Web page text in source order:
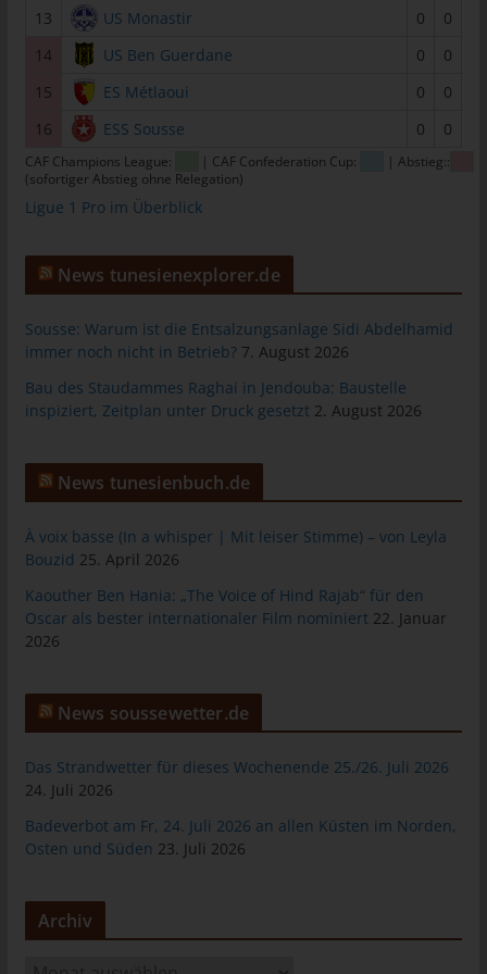
13
US Monastir 0
0
14
US Ben Guerdane 0
0
15
ES Métlaoui 0
0
16
ESS Sousse 0 0
CAF Champions League: | CAF Confederation Cup:
| Abstieg::
(sofortiger Abstieg ohne Relegation)
Ligue 1 Pro im Überblick
News tunesienexplorer.de
Sousse: Warum ist die Entsalzungsanlage Sidi Abdelhamid
immer noch nicht in Betrieb? 7. August 2026
Bau des Staudammes Raghai in Jendouba: Baustelle
inspiziert, Zeitplan unter Druck gesetzt 2. August 2026
News tunesienbuch.de
À voix basse (In a whisper | Mit leiser Stimme) – von Leyla
Bouzid 25. April 2026
Kaouther Ben Hania: „The Voice of Hind Rajab“ für den
Oscar als bester internationaler Film nominiert 22. Januar
2026
News soussewetter.de
Das Strandwetter für dieses Wochenende 25./26. Juli 2026
24. Juli 2026
Badeverbot am Fr, 24. Juli 2026 an allen Küsten im Norden,
Osten und Süden 23. Juli 2026
Archiv
tunesienfussball.de
Uwe Wassenberg
Rue 2 Mars
4022 Akouda - Tunesien
Telefon: +216 216 16 616
Cookies
Die Internetseiten verwenden Cookies. Cookies sind
Computersystem abgelegt und gespeichert werden.
Cookies enthalten eine sogenannte Cookie-ID. Eine Cookie-ID
ist eine eindeutige Kennung des Cookies. Sie besteht aus einer
konkreten Internetbrowser zugeordnet werden können, in dem
das Cookie gespeichert wurde. Dies ermöglicht es den
Browser der betroffenen Person von anderen Internetbrowsern,
die andere Cookies enthalten, zu unterscheiden. Ein bestimmter
wiedererkannt und identifiziert werden.
Durch den Einsatz von Cookies kann den Nutzern dieser
die Cookie-Setzung nicht möglich wären.
Mittels eines Cookies können die Informationen und Angebote
werden. Cookies ermöglichen uns, wie bereits erwähnt, die
Benutzer unserer Internetseite wiederzuerkennen. Zweck dieser
Wiedererkennung ist es, den Nutzern die Verwendung unserer
Internetseite zu erleichtern. Der Benutzer einer Internetseite, die
weil dies von der Internetseite und dem auf dem
Computersystem des Benutzers abgelegten Cookie